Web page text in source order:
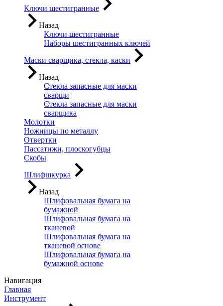
Ключи шестигранные
Назад
Ключи шестигранные
Наборы шестигранных ключей
Маски сварщика, стекла, каски
Назад
Стекла запасные для маски
сварщи
Стекла запасные для маски
сварщика
Молотки
Ножницы по металлу
Отвертки
Пассатижи, плоскогубцы
Скобы
Шлифшкурка
Назад
Шлифовальная бумага на
бумажной
Шлифовальная бумага на
тканевой
Шлифовальная бумага на
тканевой основе
Шлифовальная бумага на
бумажной основе
Навигация
Главная
Инструмент